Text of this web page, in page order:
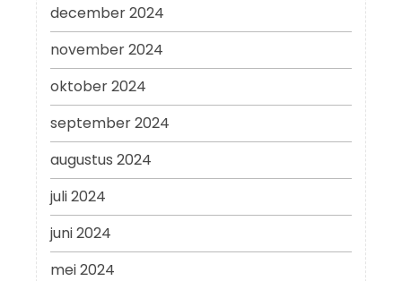
december 2024
november 2024
oktober 2024
september 2024
augustus 2024
juli 2024
juni 2024
mei 2024